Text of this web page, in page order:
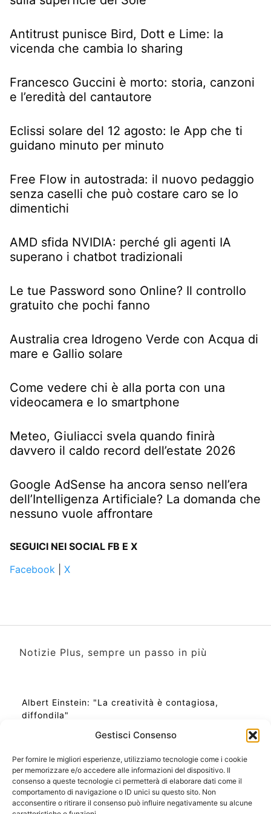
Gestisci Consenso
Per fornire le migliori esperienze, utilizziamo tecnologie come i cookie
per memorizzare e/o accedere alle informazioni del dispositivo. Il
consenso a queste tecnologie ci permetterà di elaborare dati come il
comportamento di navigazione o ID unici su questo sito. Non
acconsentire o ritirare il consenso può influire negativamente su alcune
Antitrust punisce Bird, Dott e Lime: la
vicenda che cambia lo sharing
Francesco Guccini è morto: storia, canzoni
e l’eredità del cantautore
Eclissi solare del 12 agosto: le App che ti
guidano minuto per minuto
Free Flow in autostrada: il nuovo pedaggio
senza caselli che può costare caro se lo
dimentichi
AMD sfida NVIDIA: perché gli agenti IA
superano i chatbot tradizionali
Le tue Password sono Online? Il controllo
gratuito che pochi fanno
Australia crea Idrogeno Verde con Acqua di
mare e Gallio solare
Come vedere chi è alla porta con una
videocamera e lo smartphone
Meteo, Giuliacci svela quando finirà
davvero il caldo record dell’estate 2026
Google AdSense ha ancora senso nell’era
dell’Intelligenza Artificiale? La domanda che
nessuno vuole affrontare
SEGUICI NEI SOCIAL FB E X
Facebook
X
Notizie Plus, sempre un passo in più
Albert Einstein: "La creatività è contagiosa,
diffondila"
Ora Esatta in Italia in questo momento
Ti Senti Strano Ultimamente? Potrebbe Essere per
la Risonanza di Schumann
Come Sapere Se Stai Ascendendo alla Quinta